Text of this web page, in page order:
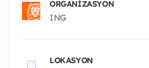
ORGANIZASYON
ING
LOKASYON